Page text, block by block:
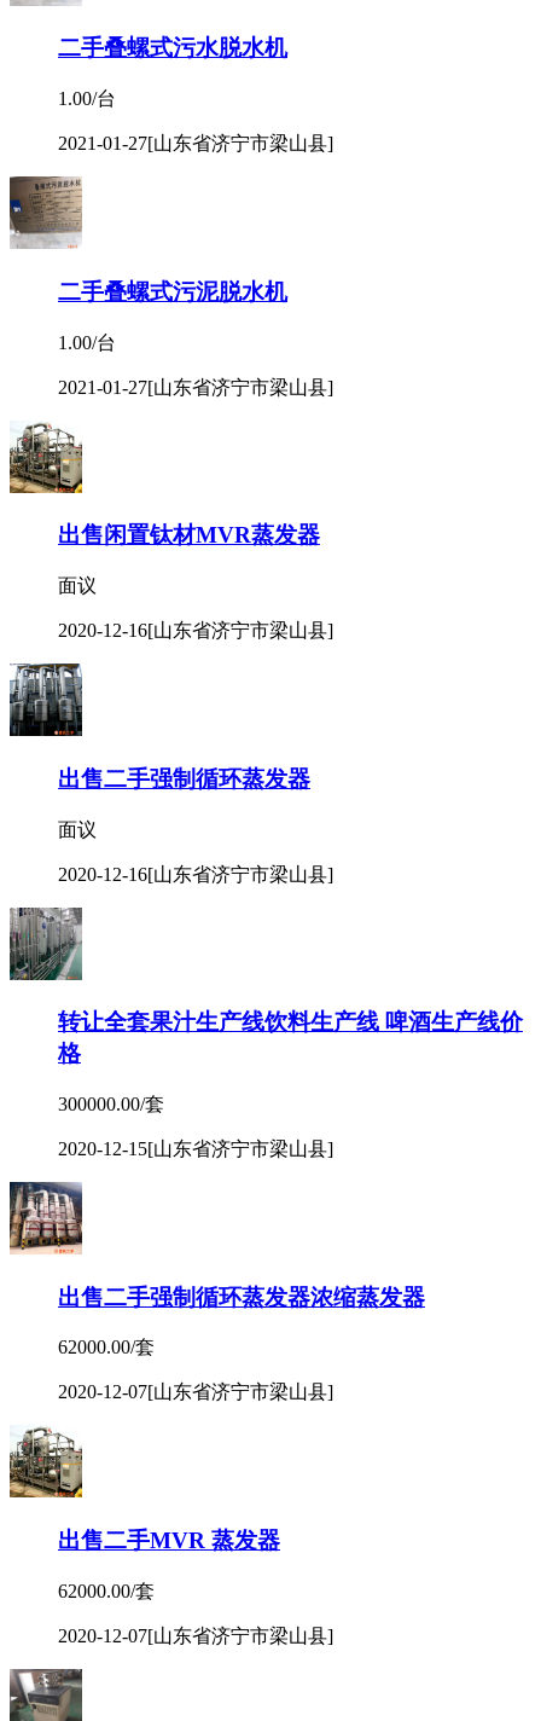
二手叠螺式污水脱水机
1.00/台
2021-01-27[山东省济宁市梁山县]
二手叠螺式污泥脱水机
1.00/台
2021-01-27[山东省济宁市梁山县]
出售闲置钛材MVR蒸发器
面议
2020-12-16[山东省济宁市梁山县]
出售二手强制循环蒸发器
面议
2020-12-16[山东省济宁市梁山县]
转让全套果汁生产线饮料生产线 啤酒生产线价
格
300000.00/套
2020-12-15[山东省济宁市梁山县]
出售二手强制循环蒸发器浓缩蒸发器
62000.00/套
2020-12-07[山东省济宁市梁山县]
出售二手MVR 蒸发器
62000.00/套
2020-12-07[山东省济宁市梁山县]